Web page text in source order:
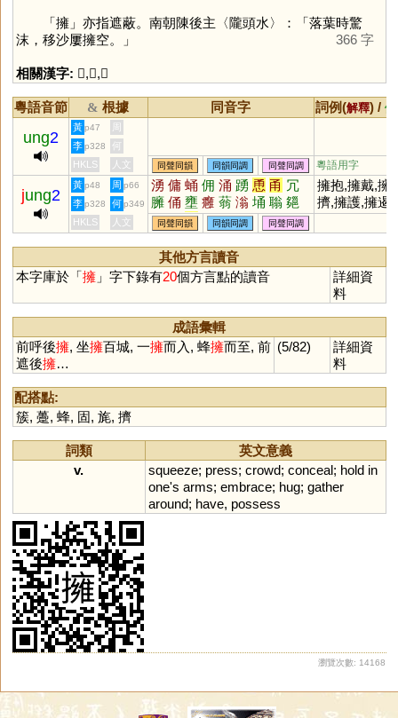
「擁」亦指遮蔽。南朝陳後主〈隴頭水〉：「落葉時驚
沫，移沙屢擁空。」
366 字
相關漢字: 𢹬,手,雝
粵語音節 & 根據 同音字 詞例(解釋) /
ung2
黃 p47
周
李 p328
何
HKLS
人文 同聲同韻 同韻同調 同聲同調 粵語用字
jung2
黃 p48 周 p66 湧 傭 蛹 佣 涌 踴 恿 甬 冗
臃 俑 壅 癰 蓊 滃 埇 聬 郺
瞈 暡 踊 塕
擁抱,擁戴,擁
擠,擁護,擁遏
通,擁經問疾,
擁
李 p328 何 p349
HKLS 人文 同聲同韻 同韻同調 同聲同調
其他方言讀音
本字庫於「擁」字下錄有20個方言點的讀音
詳細資
料
成語彙輯
前呼後擁, 坐擁百城, 一擁而入, 蜂擁而至, 前
遮後擁…
(5/82)
詳細資
料
配搭點:
簇, 躉, 蜂, 固, 旄, 擠
詞類
英文意義
v.
squeeze; press; crowd; conceal; hold in
one's arms; embrace; hug; gather
around; have, possess
瀏覽次數: 14168